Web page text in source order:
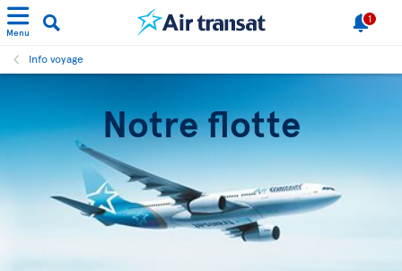
Menu
1
Info voyage
Notre flotte